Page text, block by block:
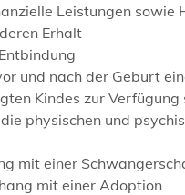
Leistungen sowie
Erhalt
und nach der Geburt
Kindes zur Verfügung
physischen und
mit einer
mit einer Adoption